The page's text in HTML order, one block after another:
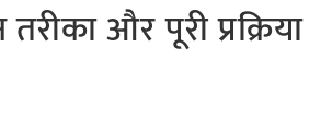
और पूरी प्रक्रिया